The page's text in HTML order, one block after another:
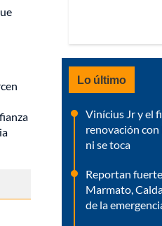
Lo último
Vinícius Jr y el
renovación con
ni se toca
Reportan
Marmato,
de la